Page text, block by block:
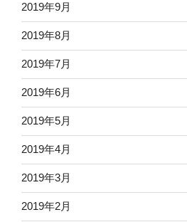
2019年9月
2019年8月
2019年7月
2019年6月
2019年5月
2019年4月
2019年3月
2019年2月